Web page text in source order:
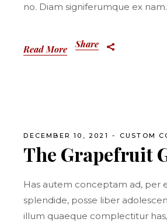
no. Diam signiferumque ex nam.
Read More Share
DECEMBER 10, 2021 CUSTOM
The Grapefruit
Has autem conceptam ad, per
splendide, posse liber
illum quaeque complectitur has,